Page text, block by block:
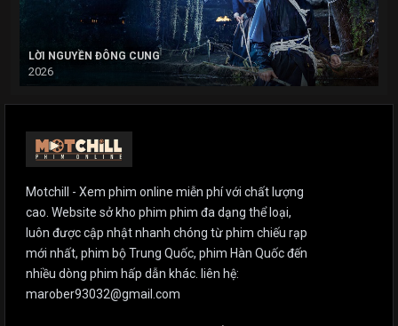
LỜI NGUYỀN ĐÔNG CUNG
2026
Motchill - Xem phim online miễn phí với chất lượng
cao. Website sở kho phim phim đa dạng thể loại,
luôn được cập nhật nhanh chóng từ phim chiếu rạp
mới nhất, phim bộ Trung Quốc, phim Hàn Quốc đến
nhiều dòng phim hấp dẫn khác. liên hệ:
marober93032@gmail.com